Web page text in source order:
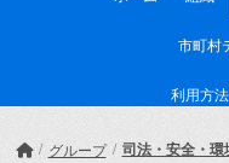
市町村
利用方
グループ 司法・安全・環